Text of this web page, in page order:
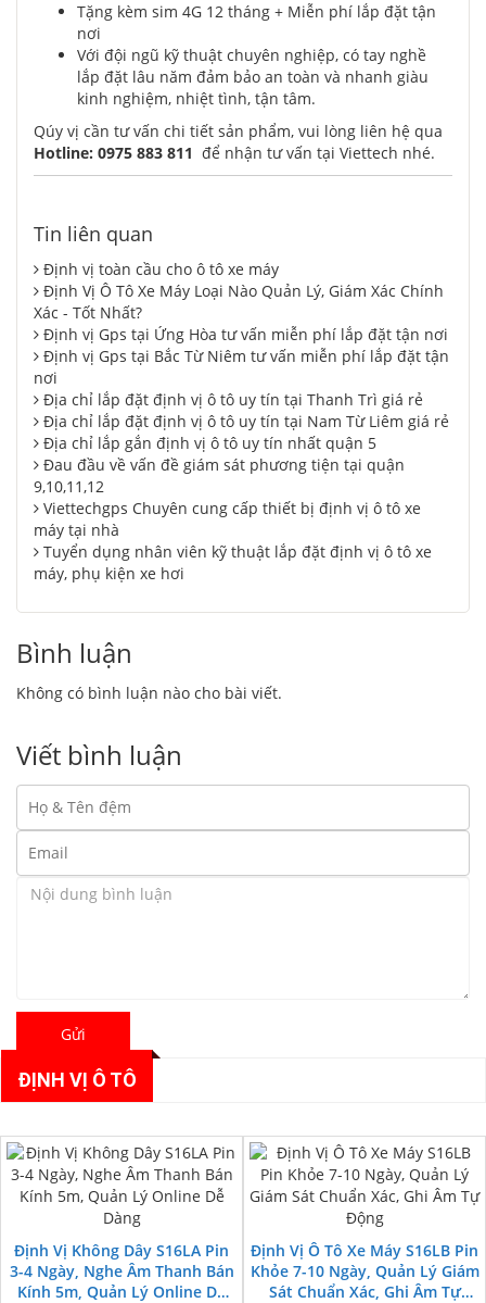
Tặng kèm sim 4G 12 tháng + Miễn phí lắp đặt tận
nơi
Với đội ngũ kỹ thuật chuyên nghiệp, có tay nghề
lắp đặt lâu năm đảm bảo an toàn và nhanh giàu
kinh nghiệm, nhiệt tình, tận tâm.
Qúy vị cần tư vấn chi tiết sản phẩm, vui lòng liên hệ qua
Hotline: 0975 883 811 để nhận tư vấn tại Viettech nhé.
Tin liên quan
Định vị toàn cầu cho ô tô xe máy
Định Vị Ô Tô Xe Máy Loại Nào Quản Lý, Giám Xác Chính
Xác - Tốt Nhất?
Định vị Gps tại Ứng Hòa tư vấn miễn phí lắp đặt tận nơi
Định vị Gps tại Bắc Từ Niêm tư vấn miễn phí lắp đặt tận
nơi
Địa chỉ lắp đặt định vị ô tô uy tín tại Thanh Trì giá rẻ
Địa chỉ lắp đặt định vị ô tô uy tín tại Nam Từ Liêm giá rẻ
Địa chỉ lắp gắn định vị ô tô uy tín nhất quận 5
Đau đầu về vấn đề giám sát phương tiện tại quận
9,10,11,12
Viettechgps Chuyên cung cấp thiết bị định vị ô tô xe
máy tại nhà
Tuyển dụng nhân viên kỹ thuật lắp đặt định vị ô tô xe
máy, phụ kiện xe hơi
Bình luận
Không có bình luận nào cho bài viết.
Viết bình luận
Gửi
ĐỊNH VỊ Ô TÔ
Định Vị Không Dây S16LA Pin
3-4 Ngày, Nghe Âm Thanh Bán
Kính 5m, Quản Lý Online Dễ
Định Vị Ô Tô Xe Máy S16LB Pin
Khỏe 7-10 Ngày, Quản Lý Giám
Sát Chuẩn Xác, Ghi Âm Tự